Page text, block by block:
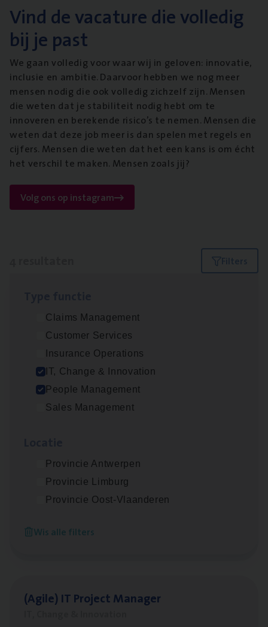
Vind de vacature die volledig
bij je past
We gaan volledig voor waar wij in geloven: innovatie,
inclusie en ambitie. Daarvoor hebben we nog meer
mensen nodig die ook volledig zichzelf zijn. Mensen
die weten dat je stabiliteit nodig hebt om te
innoveren en berekende risico’s te nemen. Mensen die
weten dat deze job meer is dan spelen met regels en
cijfers. Mensen die weten dat het een kans is om écht
het verschil te maken. Mensen zoals jij?
Volg ons op instagram
Filters
Claims Management
Customer Services
Insurance Operations
IT, Change & Innovation
People Management
Sales Management
Provincie Antwerpen
Provincie Limburg
Provincie Oost-Vlaanderen
Wis alle filters
Test Ana­lyst
IT, Change & Innovation
Antwerpen
Busi­ness Analyst
Busi­ness Mana­ger Mari­ne Cargo
Antwerpen
(Agi­le) ITPro­ject Manager